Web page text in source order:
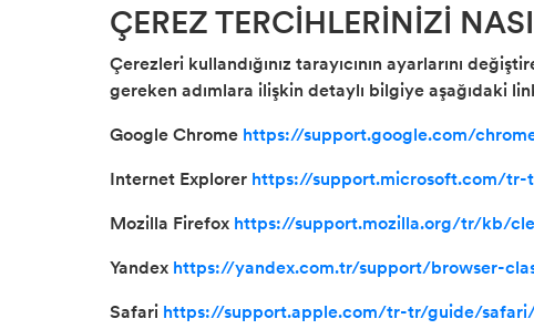
ÇEREZ TERCİHLERİNİZİ
Çerezleri kullandığınız tarayıcının ayarlarını
gereken adımlara ilişkin detaylı bilgiye aşağıdaki
Google Chrome https://support.google.com/
Internet Explorer https://support.microsoft.com/
Mozilla Firefox https://support.mozilla.org/tr/kb/
Yandex https://yandex.com.tr/support/browser-
Safari https://support.apple.com/tr-tr/guide/safari/